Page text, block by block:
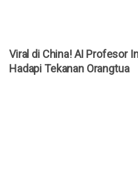
Viral di China! AI Profesor
Hadapi Tekanan Orangtua